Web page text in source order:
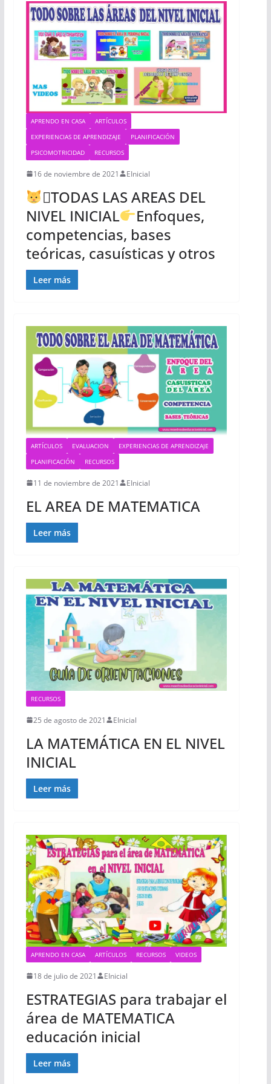
APRENDO EN CASA
ARTÍCULOS
EXPERIENCIAS DE APRENDIZAJE
PLANIFICACIÓN
PSICOMOTRICIDAD
RECURSOS
16 de noviembre de 2021 EInicial
‍🏍TODAS LAS AREAS DEL
NIVEL INICIAL
Enfoques,
competencias, bases
teóricas, casuísticas y otros
Leer más
ARTÍCULOS EVALUACION
EXPERIENCIAS DE APRENDIZAJE
PLANIFICACIÓN
RECURSOS
11 de noviembre de 2021 EInicial
EL AREA DE MATEMATICA
Leer más
RECURSOS
25 de agosto de 2021 EInicial
LA MATEMÁTICA EN EL NIVEL
INICIAL
Leer más
APRENDO EN CASA ARTÍCULOS RECURSOS VIDEOS
18 de julio de 2021 EInicial
ESTRATEGIAS para trabajar el
área de MATEMATICA
educación inicial
Leer más